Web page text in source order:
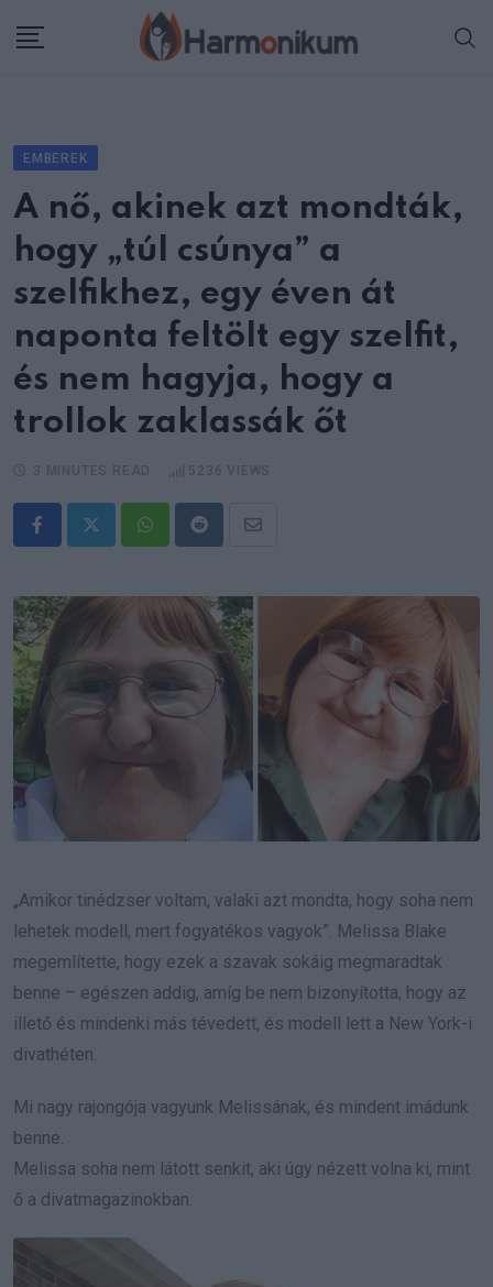
EMBEREK
A nő, akinek azt mondták,
hogy „túl csúnya” a
szelfikhez, egy éven át
naponta feltölt egy szelfit,
és nem hagyja, hogy a
trollok zaklassák őt
WhatsappRedditShare
Email
„Amikor tinédzser voltam, valaki azt mondta, hogy soha nem
lehetek modell, mert fogyatékos vagyok”. Melissa Blake
megemlítette, hogy ezek a szavak sokáig megmaradtak
benne – egészen addig, amíg be nem bizonyította, hogy az
illető és mindenki más tévedett, és modell lett a New York-i
divathéten.
Mi nagy rajongója vagyunk Melissának, és mindent imádunk
benne.
Melissa soha nem látott senkit, aki úgy nézett volna ki, mint
ő a divatmagazinokban.